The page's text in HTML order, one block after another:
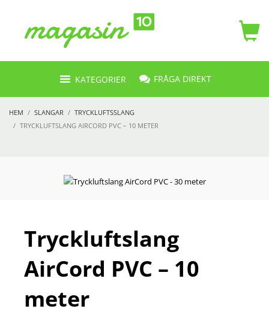
KATEGORIER FRÅGA DIREKT
HEM SLANGAR
TRYCKLUFTSSLANG
TRYCKLUFTSLANG AIRCORD PVC – 10 METER
Tryckluftslang
AirCord PVC – 10
meter